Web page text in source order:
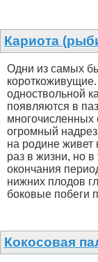
Кариота
Одни из самых
одноствольной
появляются в
огромный
на родине живет
раз в жизни, но в
окончания
нижних плодов
боковые побеги
Кокосовая